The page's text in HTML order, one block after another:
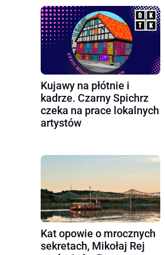
Kujawy na płótnie i
kadrze. Czarny Spichrz
czeka na prace lokalnych
artystów
Kat opowie o mrocznych
sekretach, Mikołaj Rej